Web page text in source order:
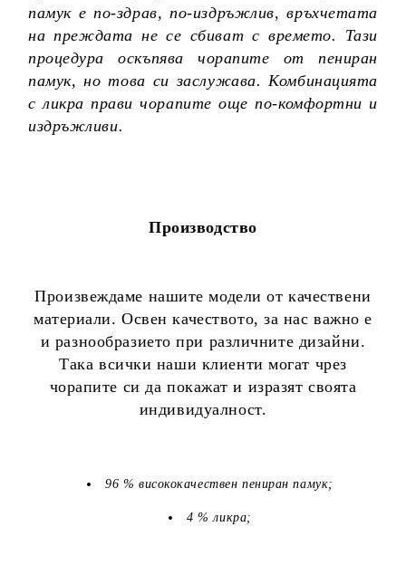
памук е по-здрав, по-издръжлив, връхчетата
на преждата не се сбиват с времето. Тази
процедура оскъпява чорапите от пениран
памук, но това си заслужава. Комбинацията
с ликра прави чорапите още по-комфортни и
издръжливи.
Производство
Произвеждаме нашите модели от качествени
материали. Освен качеството, за нас важно е
и разнообразието при различните дизайни.
Така всички наши клиенти могат чрез
чорапите си да покажат и изразят своята
индивидуалност.
96 % висококачествен пениран памук;
4 % ликра;